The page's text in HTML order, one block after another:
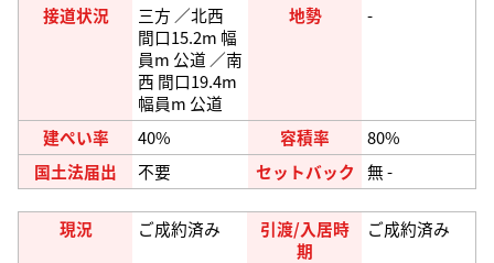
接道状況
三方 ／北西
間口15.2m 幅
員m 公道 ／南
西 間口19.4m
幅員m 公道
地勢 -
建ぺい率 40% 容積率
80%
国土法届出
不要 セットバック 無 -
現況 ご成約済み
引渡/入居時
期
ご成約済み